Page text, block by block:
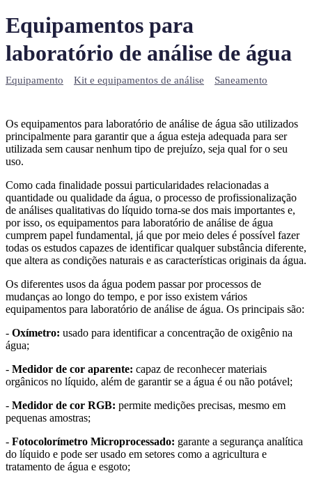
Equipamentos para
laboratório de análise de água
Equipamento Kit e equipamentos de análise Saneamento
Os equipamentos para laboratório de análise de água são utilizados
principalmente para garantir que a água esteja adequada para ser
utilizada sem causar nenhum tipo de prejuízo, seja qual for o seu
uso.
Como cada finalidade possui particularidades relacionadas a
quantidade ou qualidade da água, o processo de profissionalização
de análises qualitativas do líquido torna-se dos mais importantes e,
por isso, os equipamentos para laboratório de análise de água
cumprem papel fundamental, já que por meio deles é possível fazer
todas os estudos capazes de identificar qualquer substância diferente,
que altera as condições naturais e as características originais da água.
Os diferentes usos da água podem passar por processos de
mudanças ao longo do tempo, e por isso existem vários
equipamentos para laboratório de análise de água. Os principais são:
- Oxímetro: usado para identificar a concentração de oxigênio na
água;
- Medidor de cor aparente: capaz de reconhecer materiais
orgânicos no líquido, além de garantir se a água é ou não potável;
- Medidor de cor RGB: permite medições precisas, mesmo em
pequenas amostras;
- Fotocolorímetro Microprocessado: garante a segurança analítica
do líquido e pode ser usado em setores como a agricultura e
tratamento de água e esgoto;